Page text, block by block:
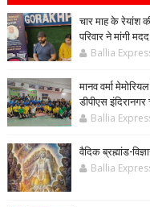
चार माह के रेयांश
परिवार ने मांगी मदद
Ballia
मानव वर्मा
डीपीएस इंदिरानगर
Ballia
वैदिक ब्रह्मांड-
Ballia